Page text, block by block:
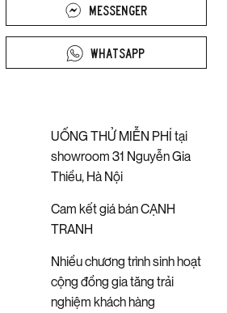
Messenger
Whatsapp
UỐNG THỬ MIỄN PHÍ tại
showroom 31 Nguyễn Gia
Thiều, Hà Nội
Cam kết giá bán CẠNH
TRANH
Nhiều chương trình sinh hoạt
cộng đồng gia tăng trải
nghiệm khách hàng